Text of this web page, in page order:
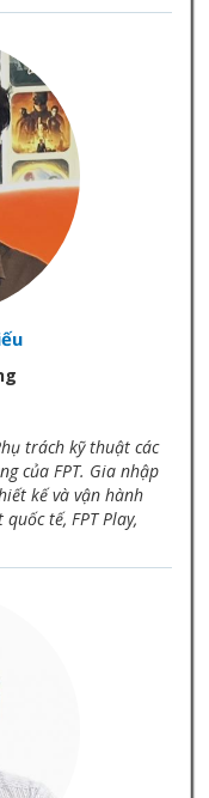
trách kỹ thuật các
của FPT. Gia nhập
kế và vận hành
tế, FPT Play,